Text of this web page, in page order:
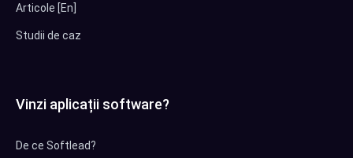
Articole [En]
Studii de caz
Vinzi aplicații software?
De ce Softlead?